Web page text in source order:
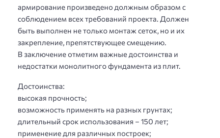
армирование произведено должным образом с
соблюдением всех требований проекта. Должен
быть выполнен не только монтаж сеток, но и их
закрепление, препятствующее смещению.
В заключение отметим важные достоинства и
недостатки монолитного фундамента из плит.
Достоинства:
высокая прочность;
возможность применять на разных грунтах;
длительный срок использования – 150 лет;
применение для различных построек;